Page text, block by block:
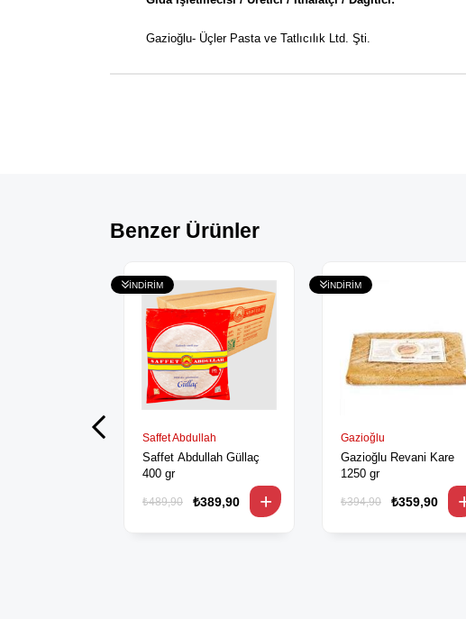
Gazioğlu- Üçler Pasta ve Tatlıcılık Ltd. Şti.
Benzer Ürünler
Saffet Abdullah
Saffet Abdullah Güllaç
400 gr
₺389,90
₺489,90
Gazioğlu
Gazioğlu Revani Kare
1250 gr
₺359,90
₺394,90